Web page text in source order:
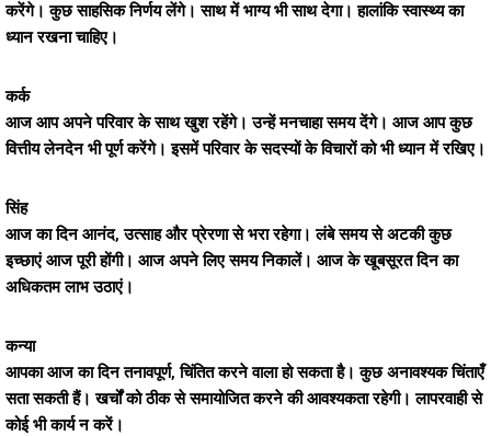
करेंगे। कुछ साहसिक निर्णय लेंगे। साथ में भाग्य भी साथ देगा। हालांकि स्वास्थ्य का
ध्यान रखना चाहिए।
कर्क
आज आप अपने परिवार के साथ खुश रहेंगे। उन्हें मनचाहा समय देंगे। आज आप कुछ
वित्तीय लेनदेन भी पूर्ण करेंगे। इसमें परिवार के सदस्यों के विचारों को भी ध्यान में रखिए।
सिंह
आज का दिन आनंद, उत्साह और प्रेरणा से भरा रहेगा। लंबे समय से अटकी कुछ
इच्छाएं आज पूरी होंगी। आज अपने लिए समय निकालें। आज के खूबसूरत दिन का
अधिकतम लाभ उठाएं।
कन्या
आपका आज का दिन तनावपूर्ण, चिंतित करने वाला हो सकता है। कुछ अनावश्यक चिंताएँ
सता सकती हैं। खर्चों को ठीक से समायोजित करने की आवश्यकता रहेगी। लापरवाही से
कोई भी कार्य न करें।